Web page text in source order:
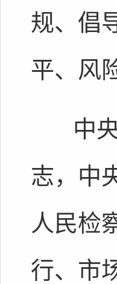
规、倡
平、风
中央
志，中
人民检
行、市